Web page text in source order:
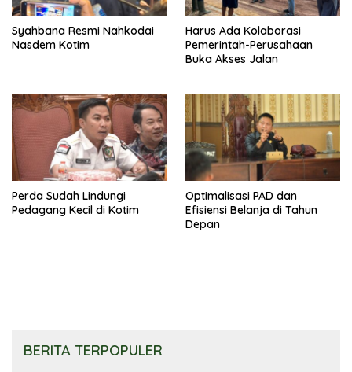
Syahbana Resmi Nahkodai
Nasdem Kotim
Harus Ada Kolaborasi
Pemerintah-Perusahaan
Buka Akses Jalan
Perda Sudah Lindungi
Pedagang Kecil di Kotim
Optimalisasi PAD dan
Efisiensi Belanja di Tahun
Depan
BERITA TERPOPULER